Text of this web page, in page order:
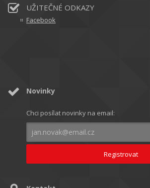
UŽITEČNÉ ODKAZY
Facebook
Novinky
Chci posílat novinky na email: